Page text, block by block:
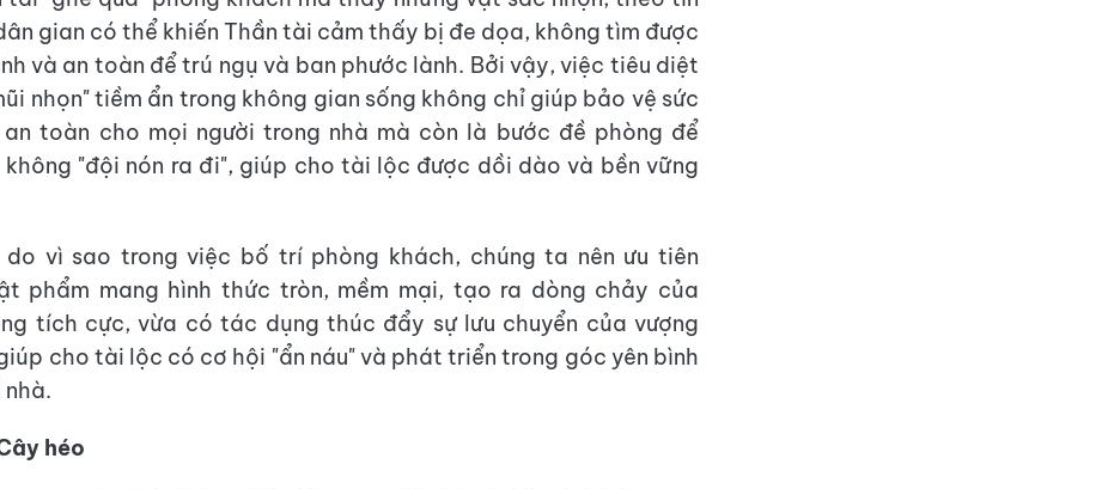
gian có thể khiến Thần tài cảm thấy bị đe dọa, không tìm được
và an toàn để trú ngụ và ban phước lành. Bởi vậy, việc tiêu diệt
nhọn" tiềm ẩn trong không gian sống không chỉ giúp bảo vệ sức
toàn cho mọi người trong nhà mà còn là bước đề phòng để
"đội nón ra đi", giúp cho tài lộc được dồi dào và bền vững
vì sao trong việc bố trí phòng khách, chúng ta nên ưu tiên
phẩm mang hình thức tròn, mềm mại, tạo ra dòng chảy của
tích cực, vừa có tác dụng thúc đẩy sự lưu chuyển của vượng
cho tài lộc có cơ hội "ẩn náu" và phát triển trong góc yên bình
héo